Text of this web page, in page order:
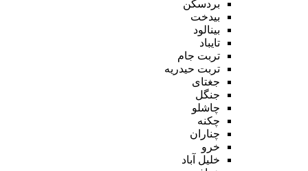
بردسکن
بیدخت
بینالود
تایباد
تربت جام
تربت حیدریه
جغتای
جنگل
چاشلو
چکنه
چناران
خرو
خلیل آباد